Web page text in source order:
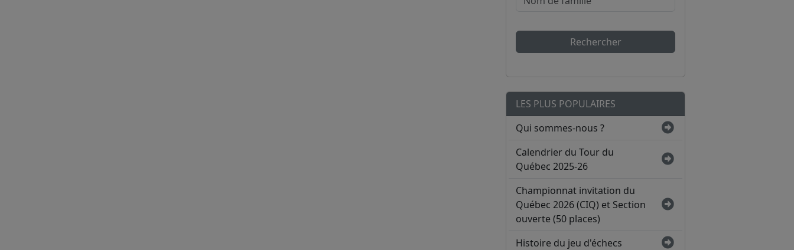
Rechercher
LES PLUS POPULAIRES
Qui sommes-nous ?
Calendrier du Tour du
Québec 2025-26
Championnat invitation du
Québec 2026 (CIQ) et Section
ouverte (50 places)
Histoire du jeu d'échecs